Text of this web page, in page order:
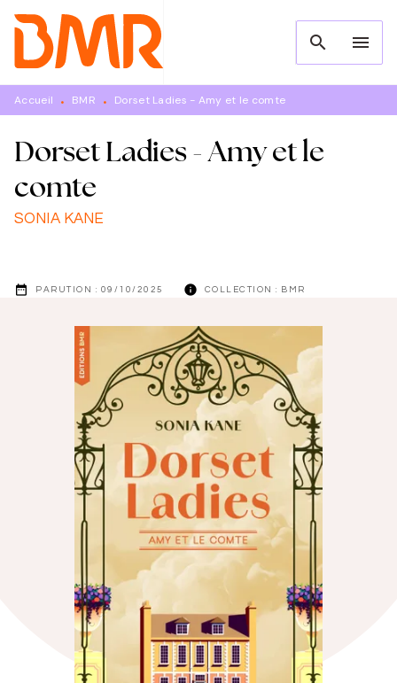
MENU RECHERCHE
PIED DE PAGE
search menu
Accueil • BMR • Dorset Ladies - Amy et le comte
Dorset Ladies - Amy et le
comte
SONIA KANE
date_range PARUTION : 09/10/2025 info COLLECTION : BMR